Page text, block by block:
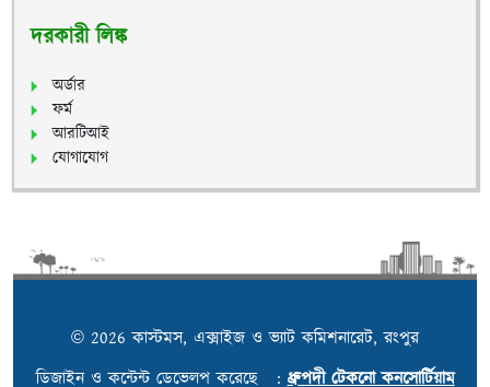
দরকারী লিঙ্ক
অর্ডার
ফর্ম
আরটিআই
যোগাযোগ
© 2026 কাস্টমস, এক্সাইজ ও ভ্যাট কমিশনারেট, রংপুর
ডিজাইন ও কন্টেন্ট ডেভেলপ করেছে :ধ্রুপদী টেকনো কনসোর্টিয়াম